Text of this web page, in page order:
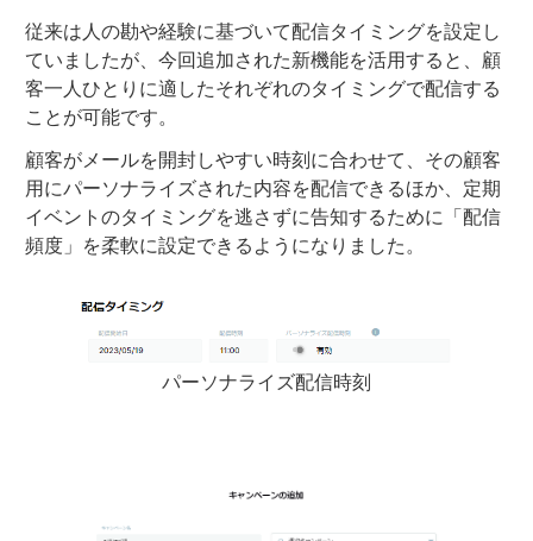
従来は人の勘や経験に基づいて配信タイミングを設定し
ていましたが、今回追加された新機能を活用すると、顧
客一人ひとりに適したそれぞれのタイミングで配信する
ことが可能です。
顧客がメールを開封しやすい時刻に合わせて、その顧客
用にパーソナライズされた内容を配信できるほか、定期
イベントのタイミングを逃さずに告知するために「配信
頻度」を柔軟に設定できるようになりました。
パーソナライズ配信時刻